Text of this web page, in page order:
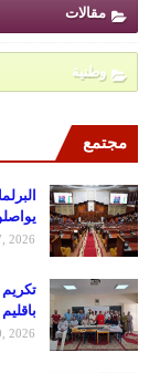
مقالات
وطنية
مجتمع
2026
2026